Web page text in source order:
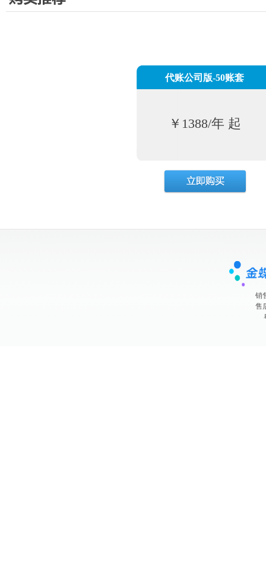
代账公司版-50账套
￥1388/年 起
立即购买
销
售